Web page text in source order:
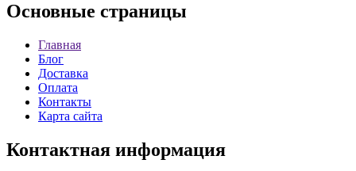
Основные страницы
Главная
Блог
Доставка
Оплата
Контакты
Карта сайта
Контактная информация